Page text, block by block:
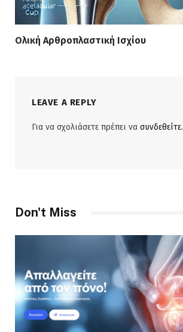
Ολική Αρθροπλαστική Ισχίου
LEAVE A REPLY
Για να σχολιάσετε πρέπει να συνδεθείτε.
Don't Miss